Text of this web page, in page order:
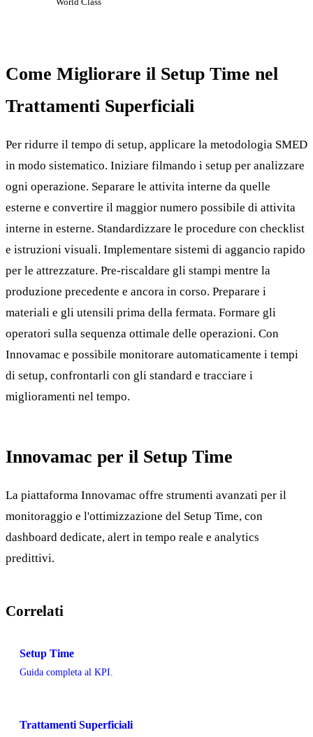
World Class
Come Migliorare il Setup Time nel
Trattamenti Superficiali
Per ridurre il tempo di setup, applicare la metodologia SMED
in modo sistematico. Iniziare filmando i setup per analizzare
ogni operazione. Separare le attivita interne da quelle
esterne e convertire il maggior numero possibile di attivita
interne in esterne. Standardizzare le procedure con checklist
e istruzioni visuali. Implementare sistemi di aggancio rapido
per le attrezzature. Pre-riscaldare gli stampi mentre la
produzione precedente e ancora in corso. Preparare i
materiali e gli utensili prima della fermata. Formare gli
operatori sulla sequenza ottimale delle operazioni. Con
Innovamac e possibile monitorare automaticamente i tempi
di setup, confrontarli con gli standard e tracciare i
miglioramenti nel tempo.
Innovamac per il Setup Time
La piattaforma Innovamac offre strumenti avanzati per il
monitoraggio e l'ottimizzazione del Setup Time, con
dashboard dedicate, alert in tempo reale e analytics
predittivi.
Correlati
Setup Time
Guida completa al KPI.
Trattamenti Superficiali